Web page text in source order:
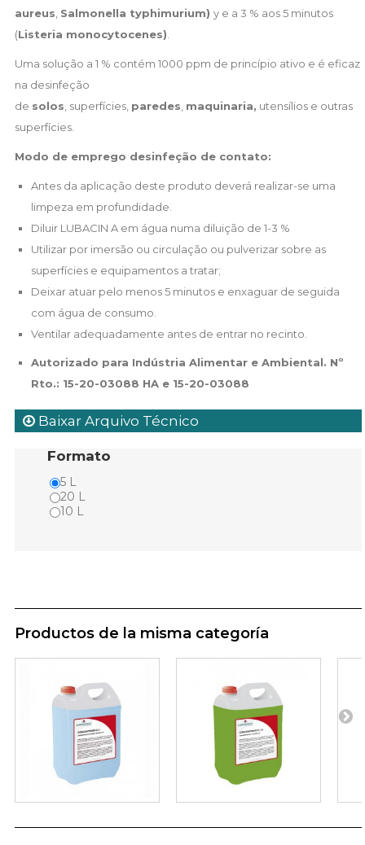
aureus Salmonella typhimurium) y e a 3 % aos 5 minutos
(Listeria monocytocenes)
Uma solução a 1 % contém 1000 ppm de princípio ativo e é eficaz
na desinfeção
de solos , superfícies, paredes maquinaria, utensílios e outras
superfícies.
Modo de emprego desinfeção de contato:
Antes da aplicação deste produto deverá realizar-se uma
limpeza em profundidade.
Diluir LUBACIN A em água numa diluição de 1-3 %
Utilizar por imersão ou circulação ou pulverizar sobre as
superfícies e equipamentos a tratar;
Deixar atuar pelo menos 5 minutos e enxaguar de seguida
com água de consumo.
Ventilar adequadamente antes de entrar no recinto.
Autorizado para Indústria Alimentar e Ambiental. Nº
Rto.: 15-20-03088 HA e 15-20-03088
Baixar Arquivo Técnico
Formato
5 L
20 L
10 L
Productos de la misma categoría